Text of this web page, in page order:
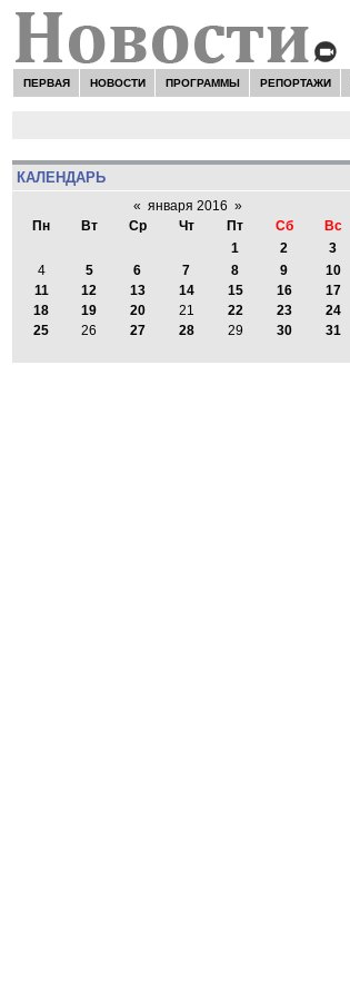
ПЕРВАЯ НОВОСТИ ПРОГРАММЫ РЕПОРТАЖИ
КАЛЕНДАРЬ
« января 2016 »
Пн
Вт Ср Чт Пт Сб
Вс
1
2
3
4
5 6 7 8 9
10
11
12 13 14 15 16
17
18
19 20 21 22 23
24
25
26 27 28 29 30 31